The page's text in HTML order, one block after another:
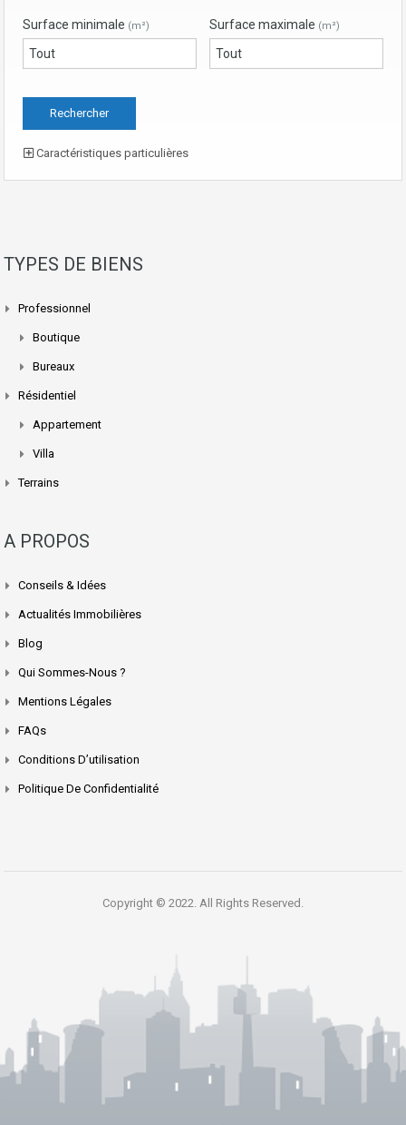
Surface minimale (m²) Surface maximale (m²)
Caractéristiques particulières
TYPES DE BIENS
Professionnel
Boutique
Bureaux
Résidentiel
Appartement
Villa
Terrains
A PROPOS
Conseils & Idées
Actualités Immobilières
Blog
Qui Sommes-Nous ?
Mentions Légales
FAQs
Conditions D’utilisation
Politique De Confidentialité
Copyright © 2022. All Rights Reserved.